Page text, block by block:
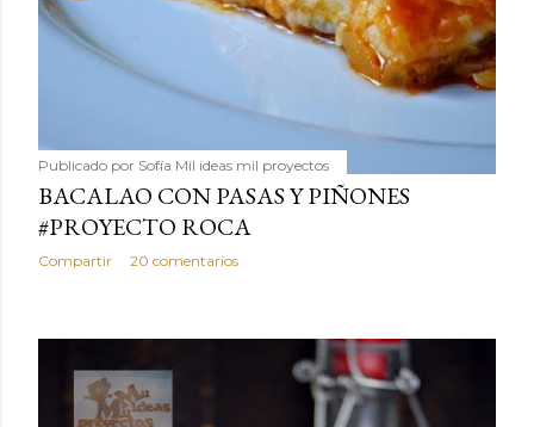
Publicado por Sofía Mil ideas mil proyectos
BACALAO CON PASAS Y PIÑONES
#PROYECTO ROCA
Compartir 20 comentarios